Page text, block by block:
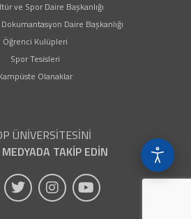
ve Spor Daire Başkanlığı
Daire Başkanlığı(yeni sekmede
Öğrenci Kulüpleri(yeni sekmede açılır)
Spor Tesisleri(yeni sekmede açılır)
Olanaklar(yeni sekmede açılır)
ÜNİVERSİTESİNİ
TAKİP EDİN
sekmede açılır)
(yeni sekmede açılır)
(yeni sekmede açılır)
(yeni sekmede